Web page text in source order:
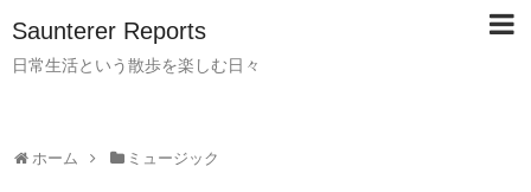
Saunterer Reports
日常生活という散歩を楽しむ日々
ホーム ミュージック